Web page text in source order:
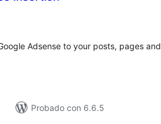
Adsense to your posts, pages and
Probado con 6.6.5